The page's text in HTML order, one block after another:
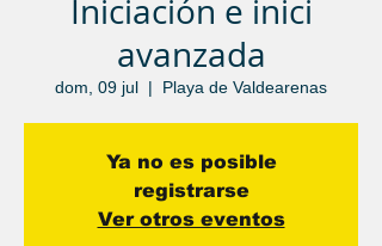
Iniciación e inici
avanzada
dom, 09 jul
  |
Playa de Valdearenas
Ya no es posible
registrarse
Ver otros eventos